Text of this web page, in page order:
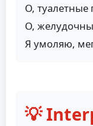
О,
О,
Я умоляю,
💡